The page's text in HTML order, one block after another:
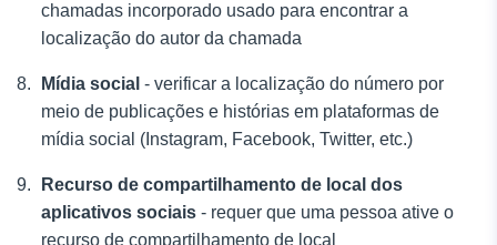
chamadas incorporado usado para encontrar a
localização do autor da chamada
Mídia social - verificar a localização do número por
meio de publicações e histórias em plataformas de
mídia social (Instagram, Facebook, Twitter, etc.)
Recurso de compartilhamento de local dos
aplicativos sociais - requer que uma pessoa ative o
recurso de compartilhamento de local